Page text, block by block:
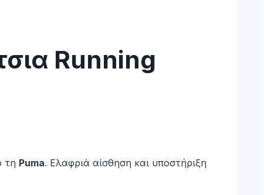
Running
τη Puma. Ελαφριά αίσθηση και υποστήριξη